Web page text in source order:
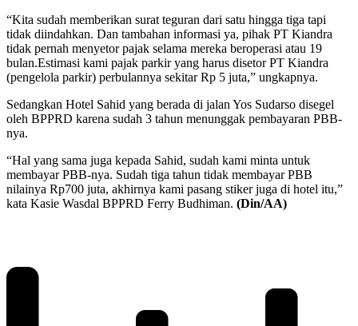
“Kita sudah memberikan surat teguran dari satu hingga tiga tapi
tidak diindahkan. Dan tambahan informasi ya, pihak PT Kiandra
tidak pernah menyetor pajak selama mereka beroperasi atau 19
bulan.Estimasi kami pajak parkir yang harus disetor PT Kiandra
(pengelola parkir) perbulannya sekitar Rp 5 juta,” ungkapnya.
Sedangkan Hotel Sahid yang berada di jalan Yos Sudarso disegel
oleh BPPRD karena sudah 3 tahun menunggak pembayaran PBB-
nya.
“Hal yang sama juga kepada Sahid, sudah kami minta untuk
membayar PBB-nya. Sudah tiga tahun tidak membayar PBB
nilainya Rp700 juta, akhirnya kami pasang stiker juga di hotel itu,”
kata Kasie Wasdal BPPRD Ferry Budhiman. (Din/AA)